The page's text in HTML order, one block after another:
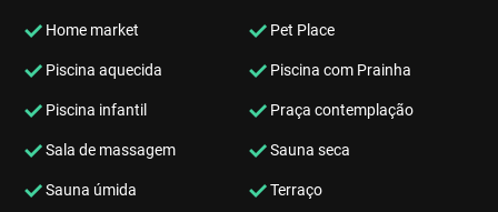
Home market Pet Place
Piscina aquecida Piscina com Prainha
Piscina infantil Praça contemplação
Sala de massagem Sauna seca
Sauna úmida Terraço